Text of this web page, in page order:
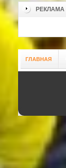
РЕКЛАМА
ГЛАВНАЯ